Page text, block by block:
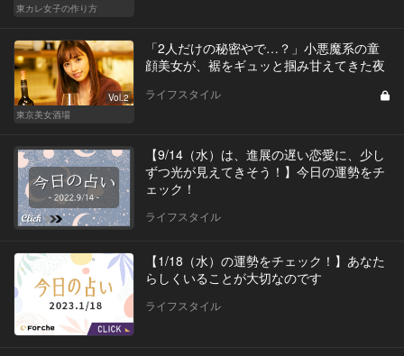
東カレ女子の作り方
Vol.2
東京美女酒場
「2人だけの秘密やで…？」小悪魔系の童
顔美女が、裾をギュッと掴み甘えてきた夜
ライフスタイル
【9/14（水）は、進展の遅い恋愛に、少し
ずつ光が見えてきそう！】今日の運勢をチ
ェック！
ライフスタイル
【1/18（水）の運勢をチェック！】あなた
らしくいることが大切なのです
ライフスタイル